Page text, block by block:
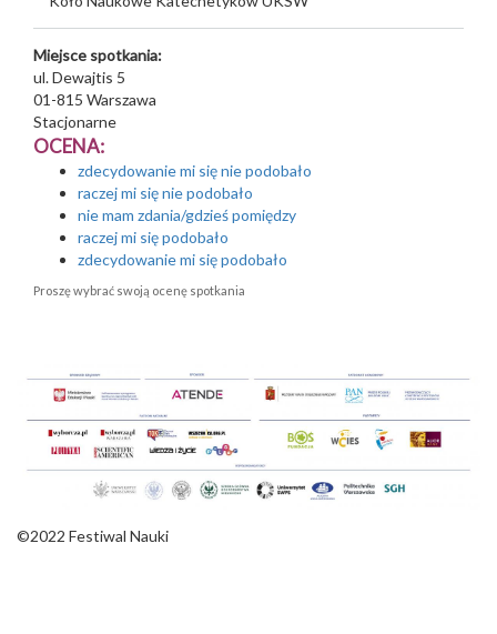
Miejsce spotkania:
ul. Dewajtis 5
01-815 Warszawa
Stacjonarne
OCENA:
zdecydowanie mi się nie podobało
raczej mi się nie podobało
nie mam zdania/gdzieś pomiędzy
raczej mi się podobało
zdecydowanie mi się podobało
Proszę wybrać swoją ocenę spotkania
©2022 Festiwal Nauki